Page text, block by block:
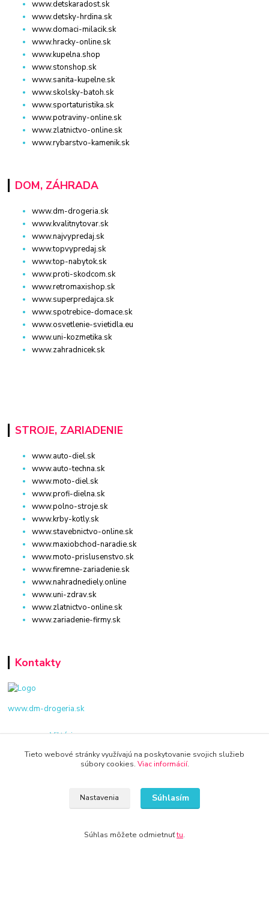
www.detskaradost.sk
www.detsky-hrdina.sk
www.domaci-milacik.sk
www.hracky-online.sk
www.kupelna.shop
www.stonshop.sk
www.sanita-kupelne.sk
www.skolsky-batoh.sk
www.sportaturistika.sk
www.potraviny-online.sk
www.zlatnictvo-online.sk
www.rybarstvo-kamenik.sk
DOM, ZÁHRADA
www.dm-drogeria.sk
www.kvalitnytovar.sk
www.najvypredaj.sk
www.topvypredaj.sk
www.top-nabytok.sk
www.proti-skodcom.sk
www.retromaxishop.sk
www.superpredajca.sk
www.spotrebice-domace.sk
www.osvetlenie-svietidla.eu
www.uni-kozmetika.sk
www.zahradnicek.sk
STROJE, ZARIADENIE
www.auto-diel.sk
www.auto-techna.sk
www.moto-diel.sk
www.profi-dielna.sk
www.polno-stroje.sk
www.krby-kotly.sk
www.stavebnictvo-online.sk
www.maxiobchod-naradie.sk
www.moto-prislusenstvo.sk
www.firemne-zariadenie.sk
www.nahradnediely.online
www.uni-zdrav.sk
www.zlatnictvo-online.sk
www.zariadenie-firmy.sk
Kontakty
www.dm-drogeria.sk
Viktória
+421 940 949 000
Tieto webové stránky využívajú na poskytovanie svojich služieb
súbory cookies. Viac informácií.
Nastavenia Súhlasím
Súhlas môžete odmietnuťtu.